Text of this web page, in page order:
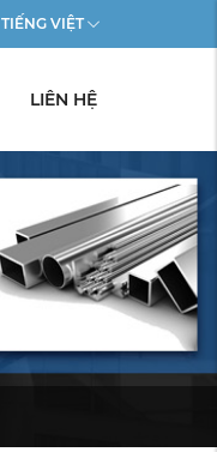
TIẾNG VIỆT
LIÊN HỆ